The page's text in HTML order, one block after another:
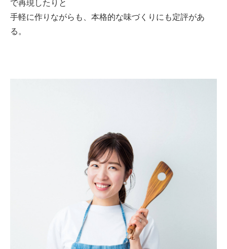
で再現したりと
手軽に作りながらも、本格的な味づくりにも定評があ
る。